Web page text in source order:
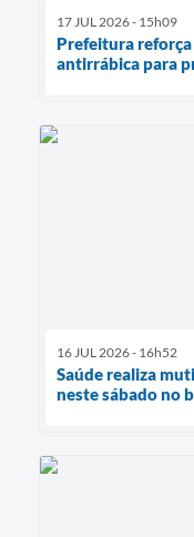
17 JUL 2026 - 15h09
Prefeitura
antirrábica para
16 JUL 2026 - 16h52
Saúde realiza
neste sábado no